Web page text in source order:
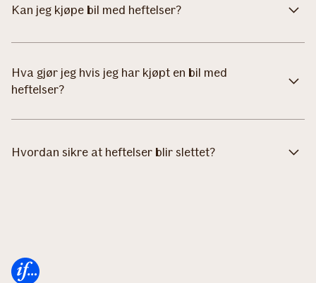
Kan jeg kjøpe bil med heftelser?
Hva gjør jeg hvis jeg har kjøpt en bil med
heftelser?
Hvordan sikre at heftelser blir slettet?
Forsiden